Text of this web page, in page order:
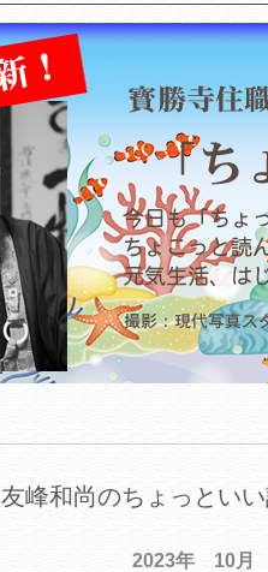
友峰和尚のちょっとい
2023年 10